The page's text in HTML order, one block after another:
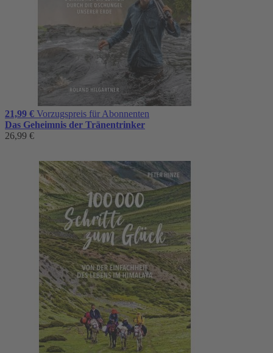
21,99 € Vorzugspreis für Abonnenten
Das Geheimnis der Tränentrinker
26,99 €